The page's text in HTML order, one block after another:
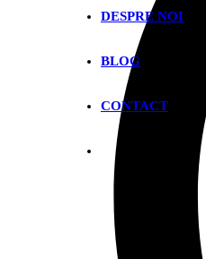
DESPRE NOI
BLOG
CONTACT